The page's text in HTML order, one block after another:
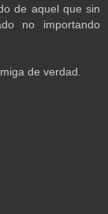
de aquel que sin
no importando
de verdad.